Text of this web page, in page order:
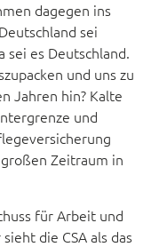
dagegen ins
sei
sei es Deutschland.
und uns zu
Jahren hin? Kalte
und
Zeitraum in
für Arbeit und
die CSA als das